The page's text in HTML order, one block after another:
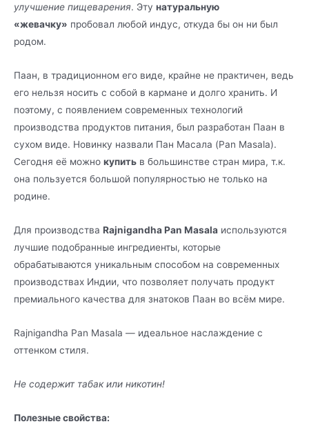
улучшение пищеварения. Эту натуральную
«жевачку» пробовал любой индус, откуда бы он ни был
родом.
Паан, в традиционном его виде, крайне не практичен, ведь
его нельзя носить с собой в кармане и долго хранить. И
поэтому, с появлением современных технологий
производства продуктов питания, был разработан Паан в
сухом виде. Новинку назвали Пан Масала (Pan Masala).
Сегодня её можно купить в большинстве стран мира, т.к.
она пользуется большой популярностью не только на
родине.
Для производства Rajnigandha Pan Masala используются
лучшие подобранные ингредиенты, которые
обрабатываются уникальным способом на современных
производствах Индии, что позволяет получать продукт
премиального качества для знатоков Паан во всём мире.
Rajnigandha Pan Masala — идеальное наслаждение с
оттенком стиля.
Не содержит табак или никотин!
Полезные свойства: